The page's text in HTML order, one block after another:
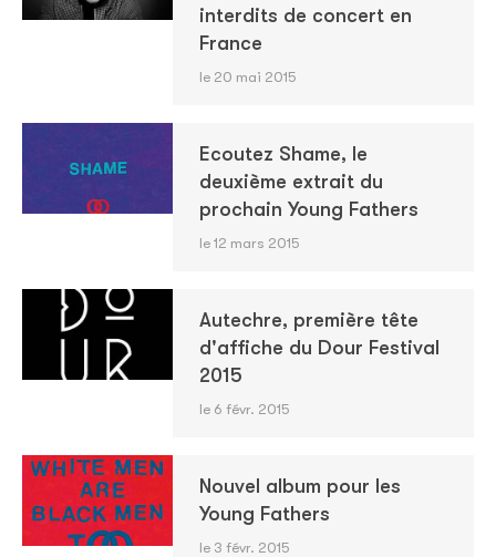
interdits de concert en
France
le 20 mai 2015
Ecoutez Shame, le
deuxième extrait du
prochain Young Fathers
le 12 mars 2015
Autechre, première tête
d'affiche du Dour Festival
2015
le 6 févr. 2015
Nouvel album pour les
Young Fathers
le 3 févr. 2015